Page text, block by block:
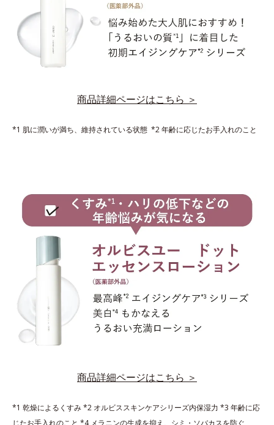
商品詳細ページはこちら ＞
*1 肌に潤いが満ち、維持されている状態 *2 年齢に応じたお手入れのこと
商品詳細ページはこちら ＞
*1 乾燥によるくすみ *2 オルビススキンケアシリーズ内保湿力 *3 年齢に応